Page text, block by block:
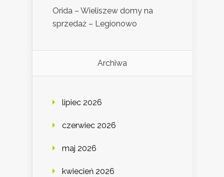
Orida – Wieliszew domy na
sprzedaż – Legionowo
Archiwa
lipiec 2026
czerwiec 2026
maj 2026
kwiecień 2026